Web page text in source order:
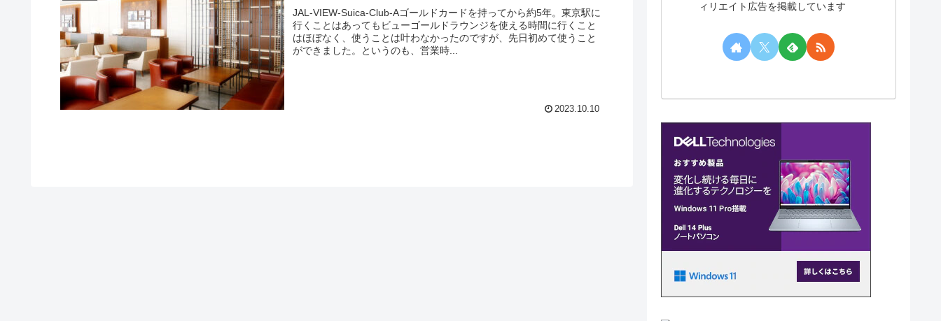
JAL-VIEW-Suica-Club-Aゴールドカードを持ってから約5年。東京駅に
行くことはあってもビューゴールドラウンジを使える時間に行くこと
はほぼなく、使うことは叶わなかったのですが、先日初めて使うこと
ができました。というのも、営業時...
2023.10.10
ィリエイト広告を掲載しています